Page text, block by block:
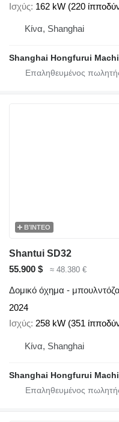
Ισχύς 162 kW (220
Κίνα, Shanghai
Shanghai Hongfurui
ΒΊΝΤΕΟ
Shantui SD32
55.900 $
≈ 48.380 €
Δομικό όχημα - μπουλντόζα
2024
Ισχύς 258 kW (351
Κίνα, Shanghai
Shanghai Hongfurui